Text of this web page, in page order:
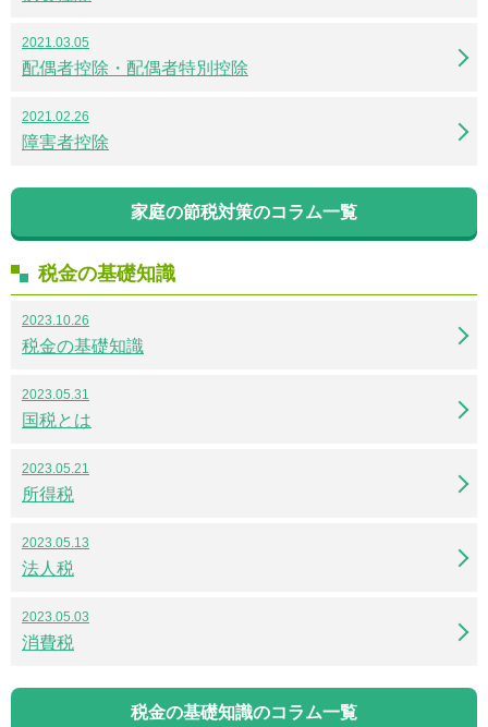
2021.03.05
配偶者控除・配偶者特別控除
2021.02.26
障害者控除
家庭の節税対策のコラム一覧
税金の基礎知識
2023.10.26
税金の基礎知識
2023.05.31
国税とは
2023.05.21
所得税
2023.05.13
法人税
2023.05.03
消費税
税金の基礎知識のコラム一覧